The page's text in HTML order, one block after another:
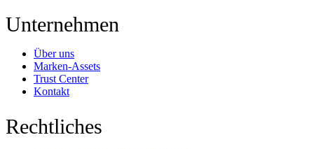
Unternehmen
Über uns
Marken-Assets
Trust Center
Kontakt
Rechtliches